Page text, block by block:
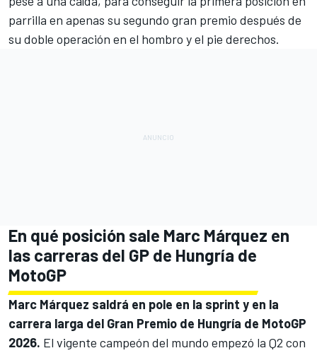
parrilla en apenas su segundo gran premio después de
su doble operación en el hombro y el pie derechos.
En qué posición sale Marc Márquez en
las carreras del GP de Hungría de
MotoGP
Marc Márquez saldrá en pole en la sprint y en la
carrera larga del Gran Premio de Hungría de MotoGP
2026. El vigente campeón del mundo empezó la Q2 con